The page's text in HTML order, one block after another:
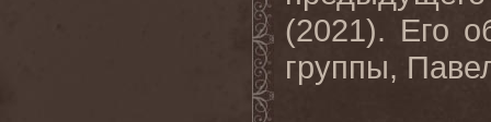
(2021). Его
группы,